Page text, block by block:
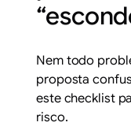
Nem todo
proposta
este checklist
risco.